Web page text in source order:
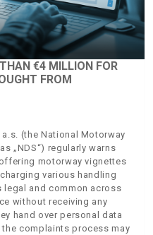
€4 MILLION FOR
FROM
(the National Motorway
„NDS“) regularly warns
motorway vignettes
various handling
and common across
without receiving any
hand over personal data
complaints process may